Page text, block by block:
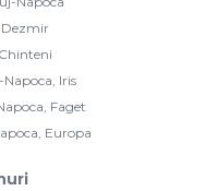
Dezmir
Napoca, Iris
Faget
Europa